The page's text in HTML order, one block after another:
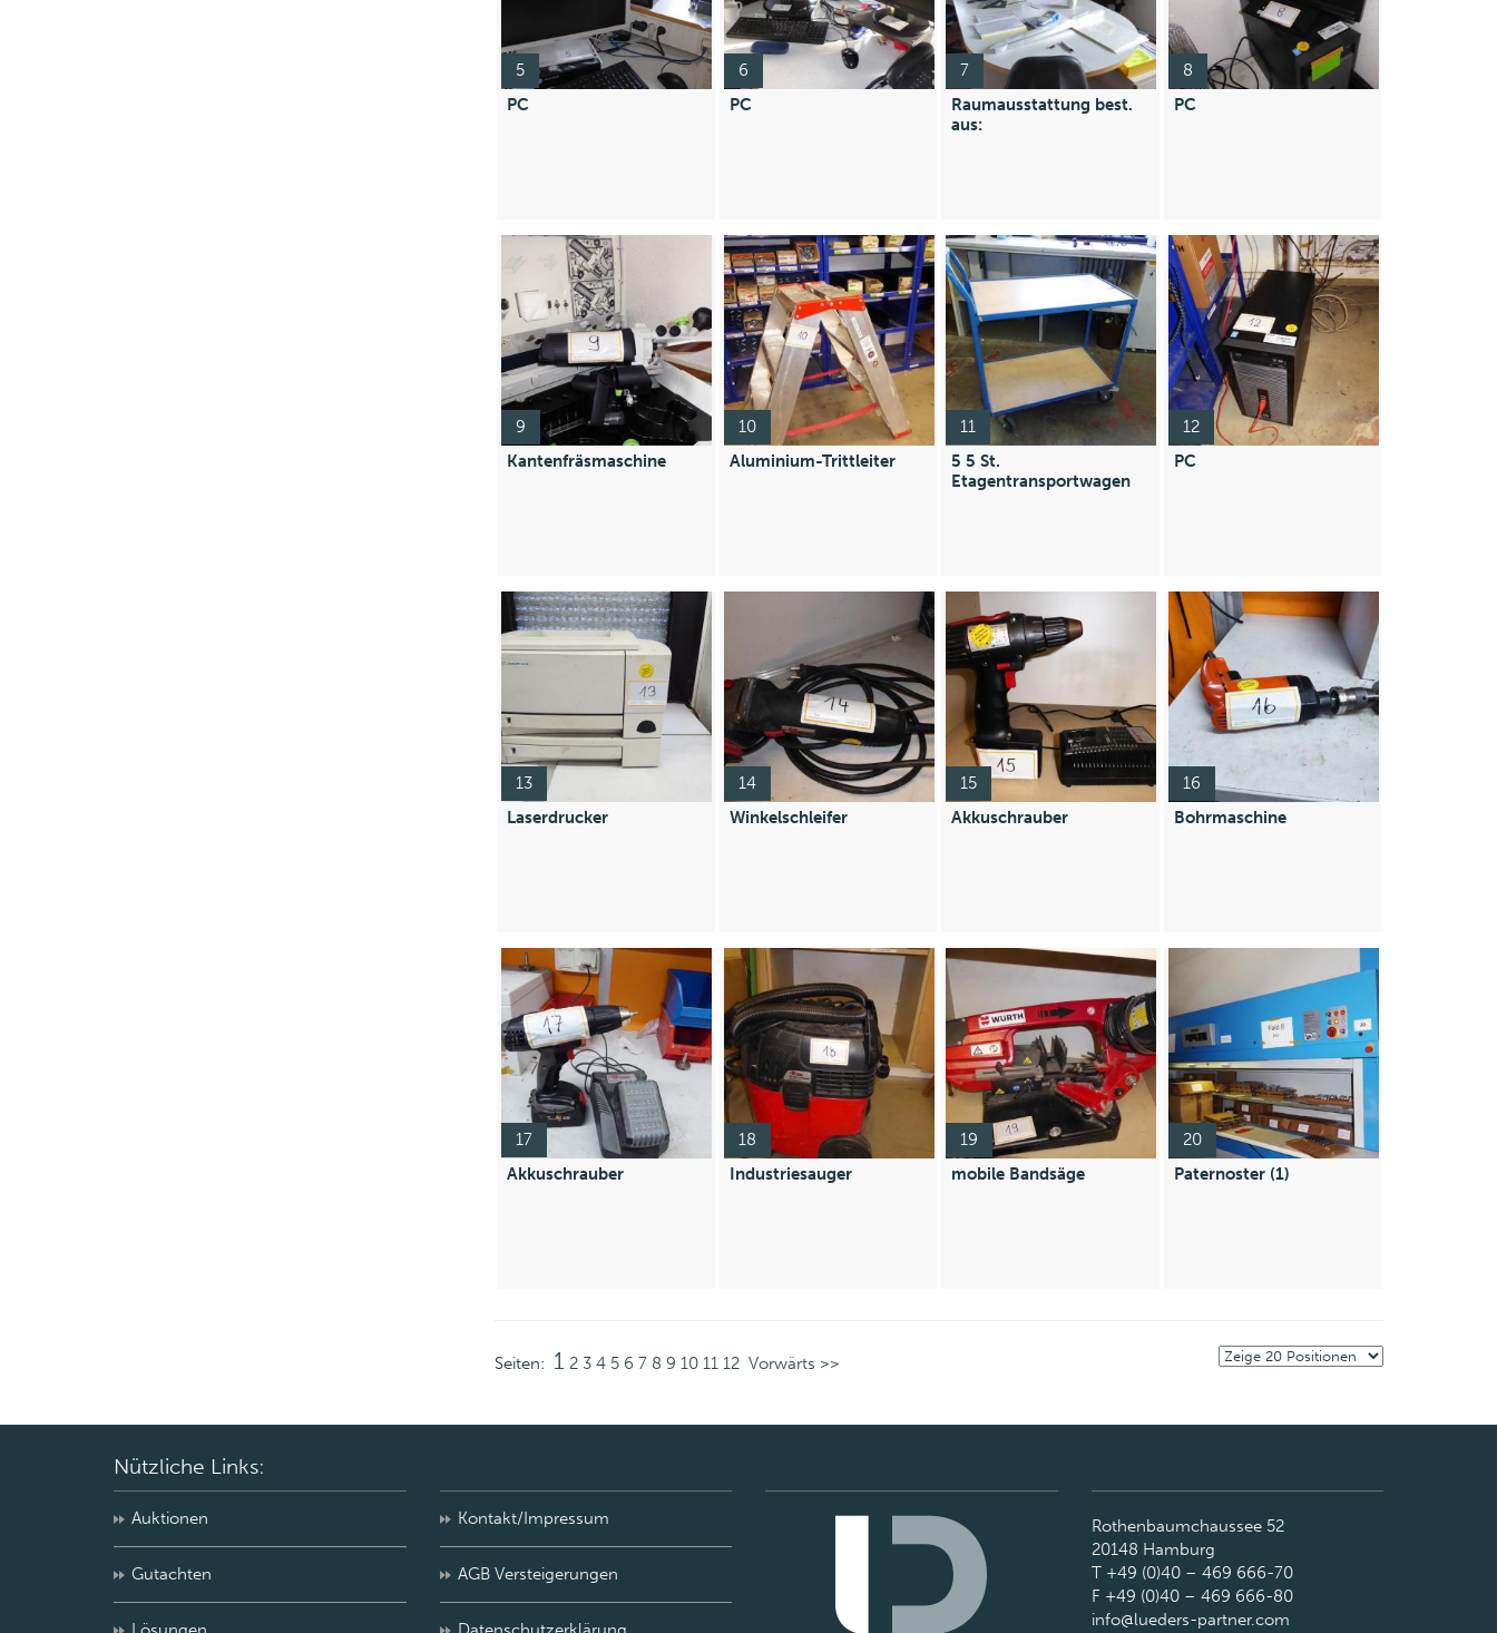
5
PC
6
PC
7
Raumausstattung best.
aus:
8
PC
9
Kantenfräsmaschine
10
Aluminium-Trittleiter
11
5 5 St.
Etagentransportwagen
12
PC
13
Laserdrucker
14
Winkelschleifer
15
Akkuschrauber
16
Bohrmaschine
17
Akkuschrauber
18
Industriesauger
19
mobile Bandsäge
20
Paternoster (1)
Seiten: 1 2 3 4 5 6 7 8 9 10 11 12 Vorwärts >>
Nützliche Links:
Auktionen
Gutachten
Kontakt/Impressum
AGB Versteigerungen
Rothenbaumchaussee 52
20148 Hamburg
T +49 (0)40 – 469 666-70
F +49 (0)40 – 469 666-80
info@lueders-partner.com